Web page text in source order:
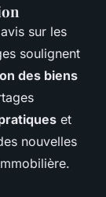
sur les
soulignent
des biens
et
nouvelles